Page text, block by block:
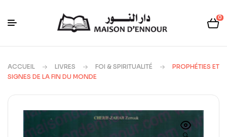
0
ACCUEIL LIVRES FOI & SPIRITUALITÉ
PROPHÉTIES ET
SIGNES DE LA FIN DU MONDE